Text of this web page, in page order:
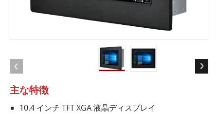
主な特徴
10.4 インチ TFT XGA 液晶ディスプレイ